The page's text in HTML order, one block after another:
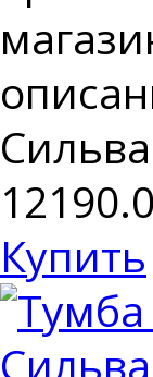
Купить